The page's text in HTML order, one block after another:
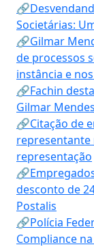
Societárias:
🔗Gilmar
de processos
instância e nos
🔗Fachin
Gilmar
🔗Citação de
representante
representação
desconto de
Postalis
🔗Polícia
Compliance